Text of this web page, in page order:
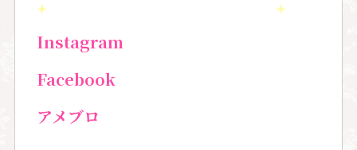
Instagram
Facebook
アメブロ